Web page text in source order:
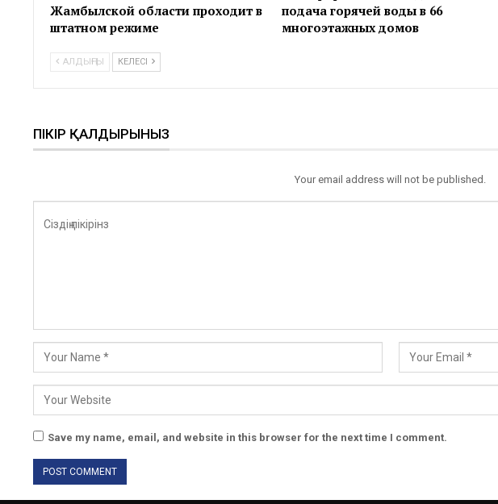
Жамбылской области проходит в
штатном режиме
подача горячей воды в 66
многоэтажных домов
АЛДЫҢҒЫ КЕЛЕСІ
ПІКІР ҚАЛДЫРЫНЫЗ
Your email address will not be published.
Save my name, email, and website in this browser for the next time I comment.